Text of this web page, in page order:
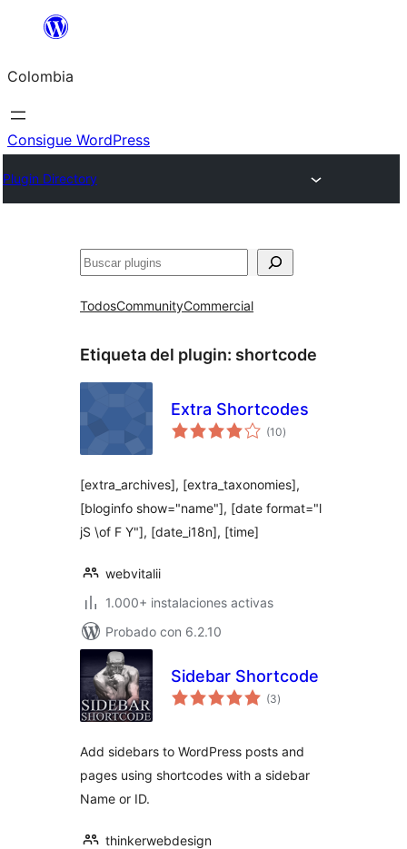
Saltar
contenido
Colombia
Consigue WordPress
Plugin Directory
Buscar
TodosCommunityCommercial
Etiqueta del plugin: shortcode
Extra Shortcodes
(10total
de
)
[extra_archives], [extra_taxonomies],
[bloginfo show="name"], [date format="l
jS \of F Y"], [date_i18n], [time]
webvitalii
1.000+ instalaciones activas
Probado con 6.2.10
Sidebar Shortcode
(3total
de
)
Add sidebars to WordPress posts and
pages using shortcodes with a sidebar
Name or ID.
thinkerwebdesign